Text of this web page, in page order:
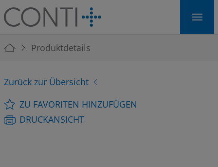
Skip to main navigation
Skip to main content
Skip to page footer
You are here:
Produktdetails
Zurück zur Übersicht
ZU FAVORITEN HINZUFÜGEN
DRUCKANSICHT